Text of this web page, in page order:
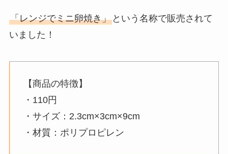
「レンジでミニ卵焼き」という名称で販売されて
いました！
【商品の特徴】
・110円
・サイズ：2.3cm×3cm×9cm
・材質：ポリプロピレン